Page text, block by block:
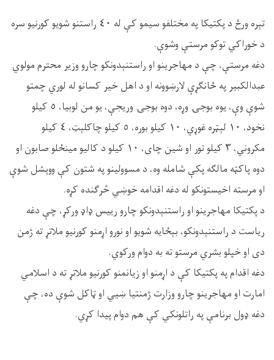
تېره ورځ د پکتیکا په مختلفو سیمو کې له ٤٠ راستنو شویو کورنیو سره
د خوراکي توکو مرستې وشوې.
دغه مرستې، چې د مهاجرینو او راستنېدونکو چارو وزیر محترم مولوي
عبدالکبیر په ځانګړې لارښوونه او د اهل خیر کسانو له لوري چمتو
شوې وې، یوه بوجۍ وړه، دوه بوجۍ وریجې، یو من لوبیا، ٥ کیلو
نخود، ١٠ لېټره غوړي، ١٠ کیلو بوره، ٥ کیلو چاکلېټ، ٤ کیلو
مکروني، ٣ کیلو تور او شین چای، ١٠ کیلو د کالیو مينځلو صابون او
دوه پاکټه مالګه پکې شامله وه، د مسوولینو په شتون کې ووېشل شوې
او مرسته اخیستونکو له دغه اقدامه خوښي څرګنده کړه.
د پکتیکا مهاجرینو او راستنېدونکو چارو رییس ډاډ ورکړ، چې دغه
ریاست د راستنېدونکو، بېځایه شویو او نورو اړمنو کورنیو ملاتړ ته ژمن
دی او خپلو بشري مرستو ته به دوام ورکوي.
دغه اقدام په پکتیکا کې د اړمنو او زیانمنو کورنیو ملاتړ ته د اسلامي
امارت او مهاجرینو چارو وزارت ژمنتیا ښیي او ټاکل شوې ده، چې
دغه ډول برنامې په راتلونکي کې هم دوام پیدا کړي.